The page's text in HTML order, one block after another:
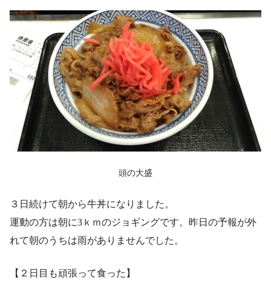
頭の大盛
３日続けて朝から牛丼になりました。
運動の方は朝に3ｋｍのジョギングです。昨日の予報が外
れて朝のうちは雨がありませんでした。
【２日目も頑張って食った】